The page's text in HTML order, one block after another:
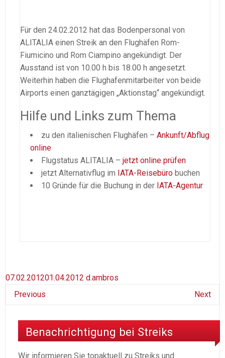
Für den 24.02.2012 hat das Bodenpersonal von
ALITALIA einen Streik an den Flughäfen Rom-
Fiumicino und Rom Ciampino angekündigt. Der
Ausstand ist von 10.00 h bis 18.00 h angesetzt.
Weiterhin haben die Flughafenmitarbeiter von beide
Airports einen ganztägigen „Aktionstag“ angekündigt.
Hilfe und Links zum Thema
zu den italienischen Flughäfen – Ankunft/Abflug
online
Flugstatus ALITALIA – jetzt online prüfen
jetzt Alternativflug im IATA-Reisebüro buchen
10 Gründe für die Buchung in der IATA-Agentur
07.02.201201.04.2012 d.ambros
Previous
Next
Benachrichtigung bei Streiks
Wir informieren Sie topaktuell zu Streiks und